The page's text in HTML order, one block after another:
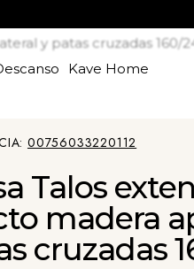
Kave Home
y patas cruzadas 160/
00756033220112
Talos
madera
cruzadas